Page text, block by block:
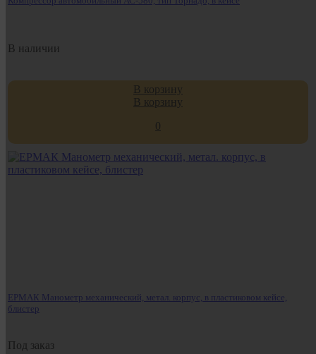
В наличии
В корзину
В корзину
0
ЕРМАК Манометр механический, метал. корпус, в пластиковом кейсе,
блистер
Под заказ